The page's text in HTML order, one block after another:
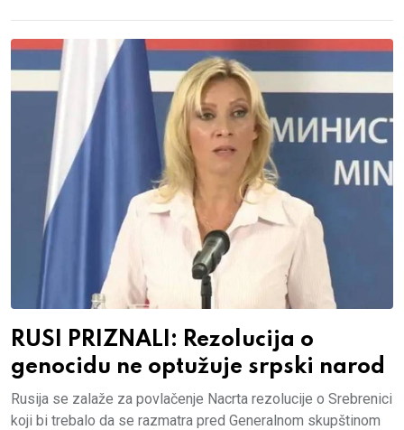
RUSI PRIZNALI: Rezolucija o
genocidu ne optužuje srpski narod
Rusija se zalaže za povlačenje Nacrta rezolucije o Srebrenici
koji bi trebalo da se razmatra pred Generalnom skupštinom